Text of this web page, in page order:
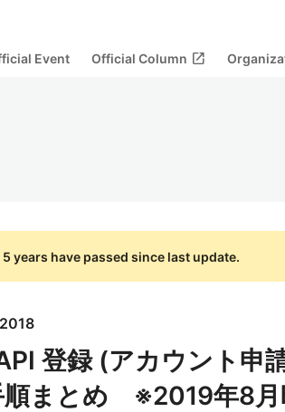
Event Official Column open_in_new
years have passed since last update.
登録 (アカウント申
順まとめ ※2019年8月